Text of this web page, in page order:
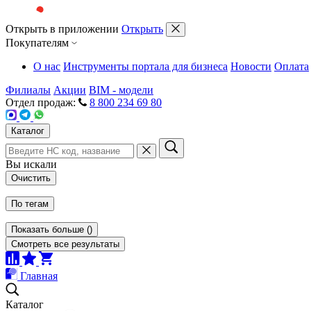
Открыть в приложении Открыть
Покупателям
О нас Инструменты портала для бизнеса Новости Оплата
Филиалы Акции BIM - модели
Отдел продаж:
8 800 234 69 80
Каталог
Вы искали
Очистить
По тегам
Показать больше ()
Смотреть все результаты
Главная
Каталог